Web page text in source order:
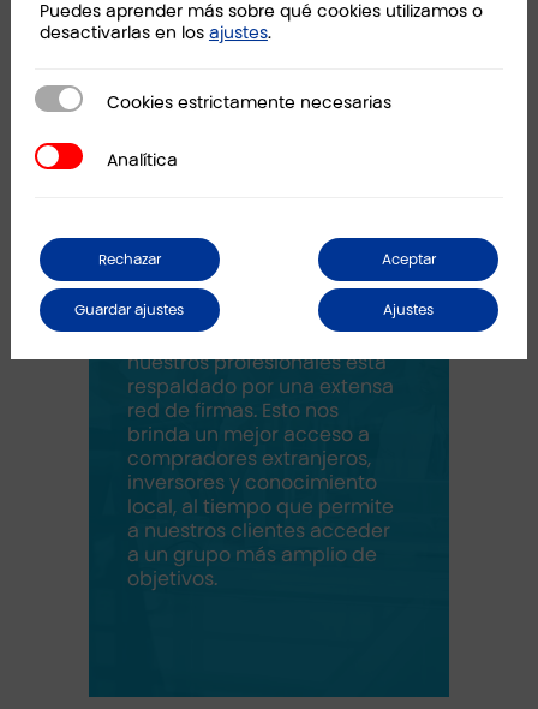
propuesta de
valor
El asesoramiento de
nuestros profesionales está
respaldado por una extensa
red de firmas. Esto nos
brinda un mejor acceso a
compradores extranjeros,
inversores y conocimiento
local, al tiempo que permite
a nuestros clientes acceder
a un grupo más amplio de
objetivos.
Puedes aprender más sobre qué cookies utilizamos o
desactivarlas en los ajustes.
Cookies estrictamente necesarias
Cookies estrictamente necesarias
AnalíticaAnalítica
Aceptar
Rechazar
Ajustes
Guardar ajustes